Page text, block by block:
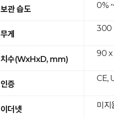
보관 습도
무게
치수(WxHxD, mm)
인증
이더넷
0%
300
90 x
CE,
미지